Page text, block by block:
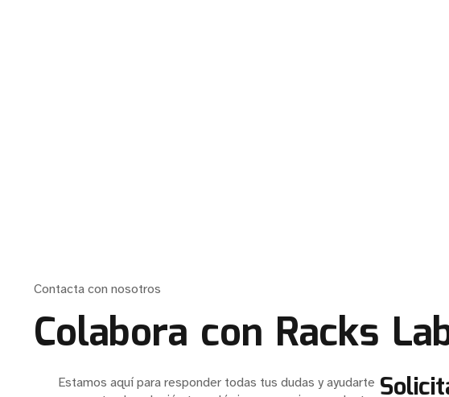
Contacta con nosotros
Colabora con Racks
Estamos aquí para responder todas tus dudas y ayudarte